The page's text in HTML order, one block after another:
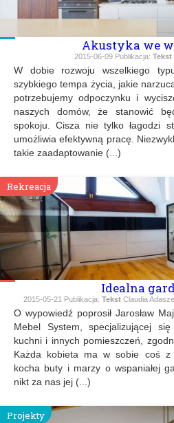
Akustyka we
2015-06-09 Publikacja: Tekst
W dobie rozwoju wszelkiego
szybkiego tempa życia, jakie
potrzebujemy odpoczynku i
naszych domów, że stanowić
spokoju. Cisza nie tylko łagodzi
umożliwia efektywną pracę.
takie zaadaptowanie (...)
Rekreacja
Idealna
2015-05-21 Publikacja: Tekst Claudia
O wypowiedź poprosił Jarosław
Mebel System, specjalizującej
kuchni i innych pomieszczeń,
Każda kobieta ma w sobie coś z
kocha buty i marzy o wspaniałej
nikt za nas jej (...)
Projekty